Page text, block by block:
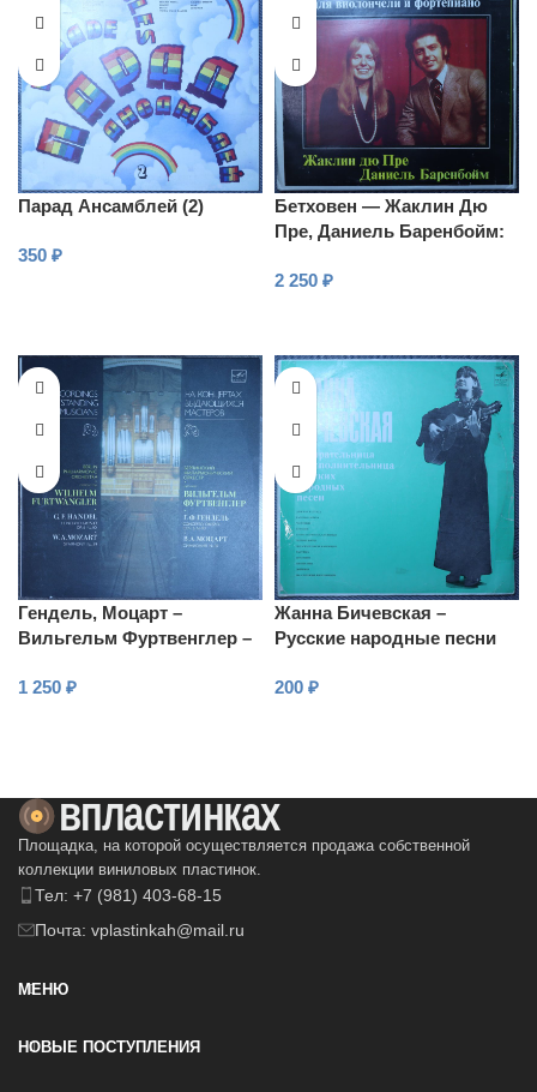
Парад Ансамблей (2)
350 ₽
Бетховен — Жаклин Дю
Пре, Даниель Баренбойм:
виолончели и фортепиано
2 250 ₽
Гендель, Моцарт –
Вильгельм Фуртвенглер –
Симфония № 39
1 250 ₽
Жанна Бичевская –
Русские народные песни
200 ₽
Площадка, на которой осуществляется продажа собственной
коллекции виниловых пластинок.
Тел: +7 (981) 403-68-15
Почта: vplastinkah@mail.ru
МЕНЮ
НОВЫЕ ПОСТУПЛЕНИЯ